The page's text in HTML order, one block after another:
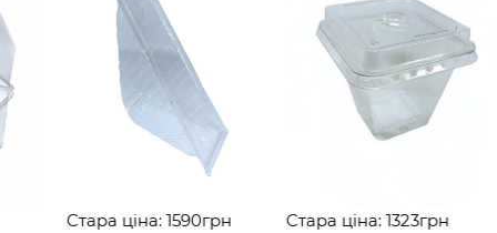
Стара ціна: 1590грн
Стара ціна: 1323грн